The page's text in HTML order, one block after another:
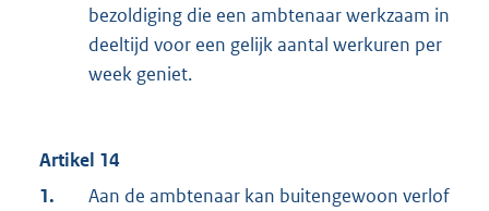
bezoldiging die een ambtenaar werkzaam in
deeltijd voor een gelijk aantal werkuren per
week geniet.
Artikel 14
1.
Aan de ambtenaar kan buitengewoon verlof